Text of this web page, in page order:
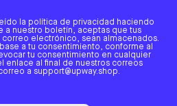
la política de privacidad haciendo
a nuestro boletín, aceptas que tus
electrónico, sean almacenados.
a tu consentimiento, conforme al
tu consentimiento en cualquier
enlace al final de nuestros correos
a support@upway.shop.